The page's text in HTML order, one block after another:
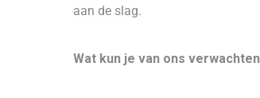
aan de slag.
Wat kun je van ons